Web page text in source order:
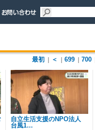
最初
＜ 699 700
自立生活支援のNPO法人
台風1…